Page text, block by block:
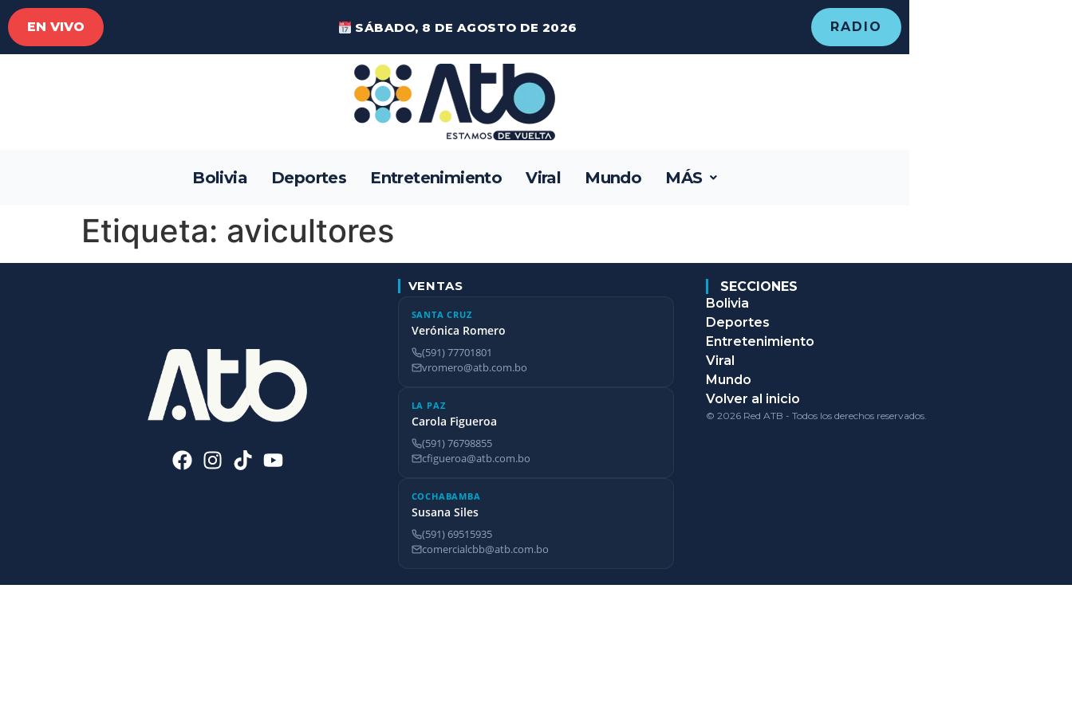
EN VIVO SÁBADO, 8 DE AGOSTO DE 2026 RADIO
Bolivia Deportes Entretenimiento Viral Mundo MÁS
Etiqueta: avicultores
VENTAS
SANTA CRUZ
Verónica Romero
(591) 77701801
vromero@atb.com.bo
LA PAZ
Carola Figueroa
(591) 76798855
cfigueroa@atb.com.bo
COCHABAMBA
Susana Siles
(591) 69515935
comercialcbb@atb.com.bo
SECCIONES
Bolivia
Deportes
Entretenimiento
Viral
Mundo
Volver al inicio
© 2026 Red ATB - Todos los derechos reservados.